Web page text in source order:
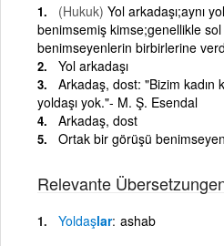
(Hukuk) Yol arkadaşı;aynı
benimsemiş kimse;genellikle
benimseyenlerin birbirlerine
Yol arkadaşı
Arkadaş, dost: "Bizim kadın
yoldaşı yok."- M. Ş. Esendal
Arkadaş, dost
Ortak bir görüşü
Relevante
Yoldaşlar ashab